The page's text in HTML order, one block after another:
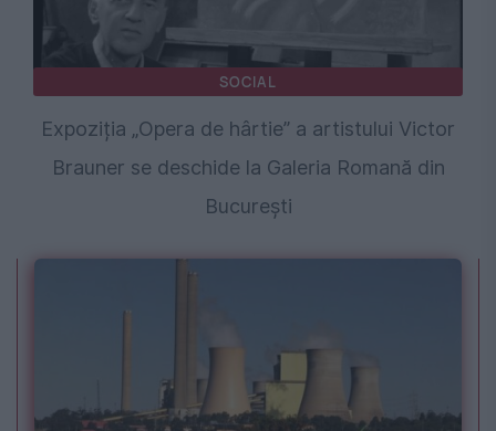
SOCIAL
Expoziția „Opera de hârtie” a artistului Victor
Brauner se deschide la Galeria Romană din
București